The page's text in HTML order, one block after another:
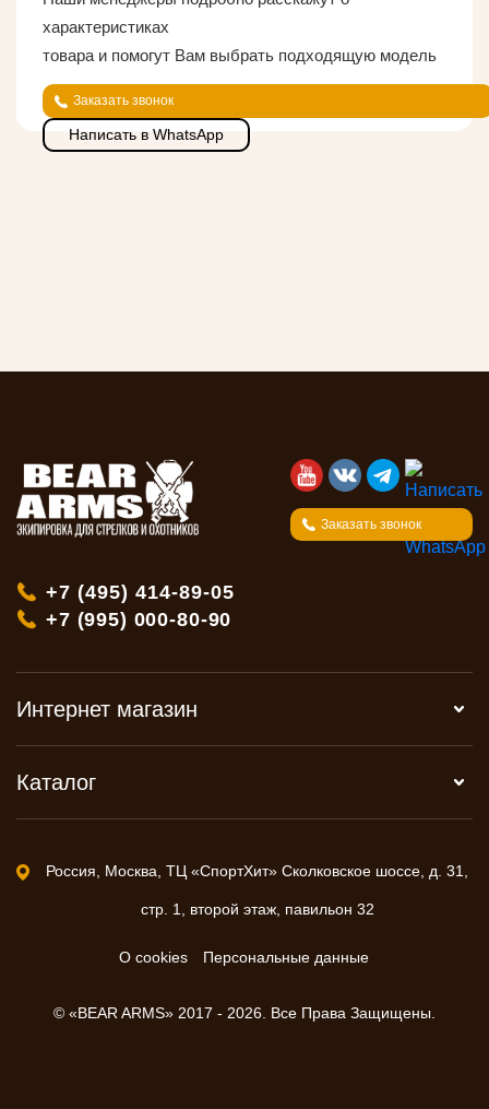
характеристиках
товара и помогут Вам выбрать подходящую модель
Заказать звонок
Написать в WhatsApp
Заказать звонок
+7 (495) 414-89-05
+7 (995) 000-80-90
Интернет магазин
Каталог
Россия, Москва, ТЦ «СпортХит» Сколковское шоссе, д. 31,
стр. 1, второй этаж, павильон 32
О cookies Персональные данные
© «BEAR ARMS» 2017 - 2026. Все Права Защищены.